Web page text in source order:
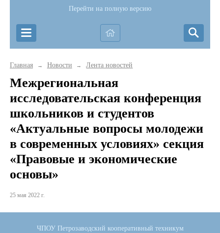
Перейти на полную версию
Главная → Новости → Лента новостей
Межрегиональная
исследовательская конференция
школьников и студентов
«Актуальные вопросы молодежи
в современных условиях» секция
«Правовые и экономические
основы»
25 мая 2022 г.
ЧПОУ Петрозаводский кооперативный техникум